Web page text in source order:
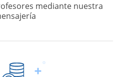
mediante nuestra